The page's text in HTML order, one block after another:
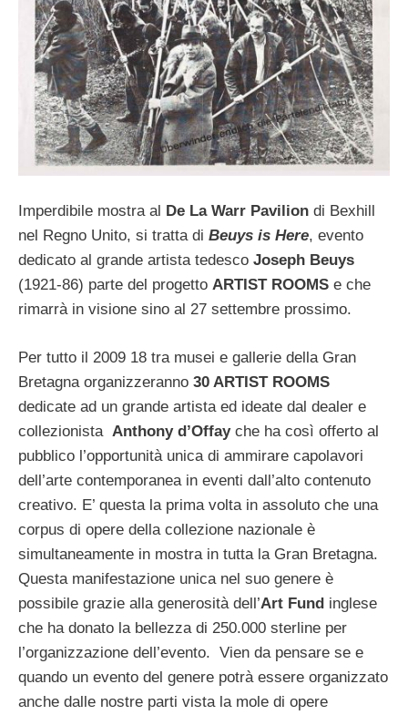
Imperdibile mostra al De La Warr Pavilion di Bexhill
nel Regno Unito, si tratta di Beuys is Here, evento
dedicato al grande artista tedesco Joseph Beuys
(1921-86) parte del progetto ARTIST ROOMS e che
rimarrà in visione sino al 27 settembre prossimo.
Per tutto il 2009 18 tra musei e gallerie della Gran
Bretagna organizzeranno 30 ARTIST ROOMS
dedicate ad un grande artista ed ideate dal dealer e
collezionista Anthony d’Offayche ha così offerto al
pubblico l’opportunità unica di ammirare capolavori
dell’arte contemporanea in eventi dall’alto contenuto
creativo. E’ questa la prima volta in assoluto che una
corpus di opere della collezione nazionale è
simultaneamente in mostra in tutta la Gran Bretagna.
Questa manifestazione unica nel suo genere è
possibile grazie alla generosità dell’Art Fund inglese
che ha donato la bellezza di 250.000 sterline per
l’organizzazione dell’evento. Vien da pensare se e
quando un evento del genere potrà essere organizzato
anche dalle nostre parti vista la mole di opere